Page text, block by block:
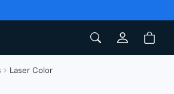
Laser Color